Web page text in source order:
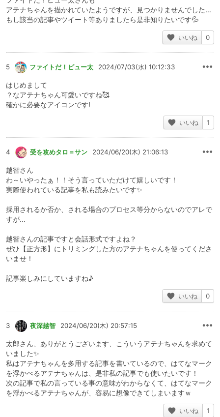
アテナちゃんを描かれていたようですが、見つかりませんでした…
もし該当の記事やツイート等ありましたら是非知りたいです💦
いいね 0
5 ファイトだ！ピュー太 2024/07/03(水) 10:12:33
はじめまして
？なアテナちゃん可愛いですね🥰
確かに必要なアイコンです!
いいね 1
4 受を攻めタロ＝サン 2024/06/20(木) 21:06:13
越智さん
わ～いやったぁ！！そう言っていただけて嬉しいです！
実際使われている記事を私も読みたいです✨
採用されるか否か、される場合のプロセス等分からないのでアレで
すが…
越智さんの記事ですと会話形式ですよね？
ぜひ【正方形】にトリミングした方のアテナちゃんを使ってくださ
いませ！
記事楽しみにしていますね♪
いいね 0
3 夜深越智 2024/06/20(木) 20:57:15
太郎さん、ありがとうございます、こういうアテナちゃんを求めて
いました✨
私はアテナちゃんを多用する記事を書いているので、はてなマーク
を浮かべるアテナちゃんは、是非私の記事でも使いたいです！
次の記事で私の言っている事の意味がわからなくて、はてなマーク
を浮かべるアテナちゃんが、容易に想像できてしまいますｗ
いいね 1